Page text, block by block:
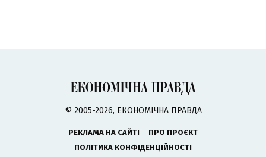
© 2005-2026, ЕКОНОМІЧНА ПРАВДА
РЕКЛАМА НА САЙТІ
ПРО ПРОЄКТ
ПОЛІТИКА КОНФІДЕНЦІЙНОСТІ